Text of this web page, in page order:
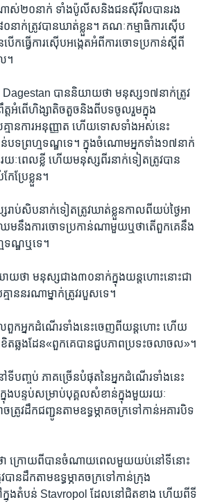
ស់២០នាក់ ទាំង​ប៉ូលីស​និង​ជនស៊ីវីលបានរង​
ាក់​ត្រូវបានឃាត់ខ្លួន។ គណៈកម្មាធិការស៊ើប
ើកធ្វើ​ការ​ស៊ើបអង្កេតអំពីការចោទប្រកាន់ស្តី​ពី
។
ឋ​ Dagestan បាននិយាយថា មនុស្ស១៧នាក់​ត្រូវ​
ត​អំពើ​ហិង្សា​តិចតួច​និងពី​បទចូល​រួមក្នុង​
មាន​ការអនុញ្ញាត​ ហើយ​ទោសទាំង​អស់នេះ​
ន់​បទព្រហ្មទណ្ឌទេ។ ក្នុង​ចំណោម​អ្នកទាំង១៧នាក់
យៈពេល​ខ្លី ហើយ​មនុស្សពីរនាក់​ទៀត​ត្រូវបាន
កែប្រែ​ខ្លួន។
រាប់សិបនាក់​ទៀត​ត្រូវ​ឃាត់ខ្លួន​កាលពី​យប់ថ្ងៃ​អា
មនឹងការ​ចោទ​ប្រកាន់​ណា​មួយឬ​ថា​តើ​ពួកគេ​នឹង​
ទណ្ឌ​ឬទេ។
យថា មនុស្សជាង៣០នាក់ក្នុងយន្តហោះ​នោះជា​
ាននរណា​ម្នាក់​ត្រូវរបួសទេ។
ពួក​អ្នក​ដំណើរ​ទាំង​នេះចេញ​ពីយន្តហោះ ហើយ
ខិតឆ្លង​ដែន«ពួកគេ​បាន​ជួប​ភាព​ប្រទះ​ចលាចល»។
ទី​បញ្ចប់ ភាគ​ច្រើន​បំផុតនៃ​អ្នកដំណើរ​ទាំង​នេះ
នុង​បន្ទប់សម្រាប់បុគ្គល​សំខាន់​ក្នុងមួយរយៈ
វ​ដឹក​ជញ្ជូន​តាមឧទ្ធម្ភាគចក្រទៅ​កាន់​អគារ​បិទ
ា ក្រោយ​ពី​បានចំណាយពេលមួយយប់នៅ​ទី​នោះ​
បានដឹក​តាម​ឧទ្ធម្ភាគចក្រទៅ​កាន់​ក្រុង​
ក្នុង​តំបន់ Stavropol ដែល​នៅជិតខាង​ ហើយ​ពីទី​